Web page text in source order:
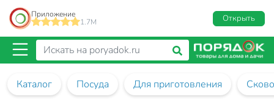
Приложение
1.7M
Открыть
Каталог Посуда Для приготовления